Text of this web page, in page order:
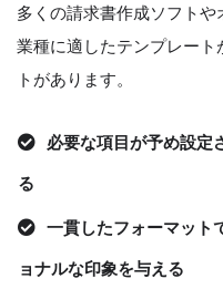
多くの請求書作成ソフト
業種に適したテンプレー
トがあります。
必要な項目が予め設定
る
一貫したフォーマット
ョナルな印象を与える